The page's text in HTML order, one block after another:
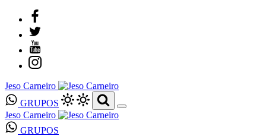
Jeso Carneiro
GRUPOS
Jeso Carneiro
GRUPOS